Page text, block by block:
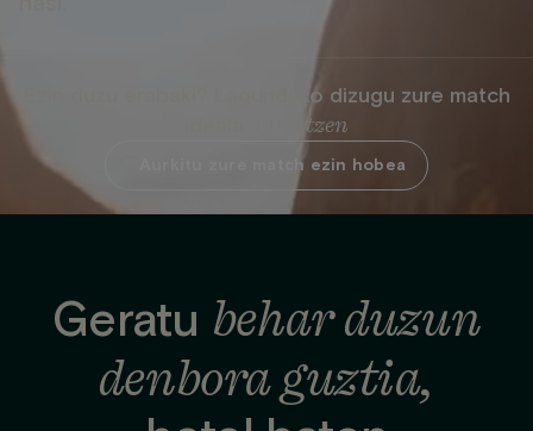
Ezin duzu erabaki? Lagunduko dizugu zure match
aurkitzen
Aurkitu zure match ezin hobea
Geratu behar duzun
denbora guztia,